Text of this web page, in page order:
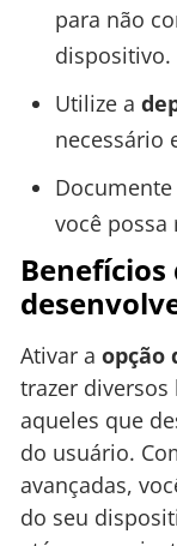
para não
dispositivo.
Utilize a
necessário
você possa
Ativar a opção
trazer
aqueles que
do usuário.
avançadas,
do seu